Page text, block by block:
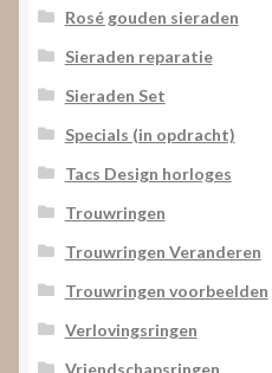
Rosé gouden sieraden
Sieraden reparatie
Sieraden Set
Specials (in opdracht)
Tacs Design horloges
Trouwringen
Trouwringen Veranderen
Trouwringen voorbeelden
Verlovingsringen